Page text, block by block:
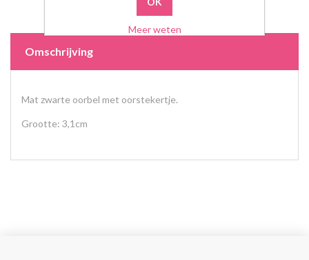
Omschrijving
Mat zwarte oorbel met oorstekertje.
Grootte: 3,1cm
Meer weten